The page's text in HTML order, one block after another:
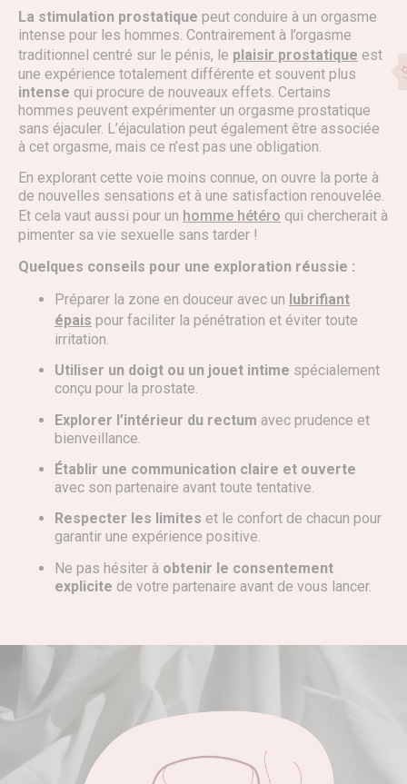
La stimulation prostatique peut conduire à un orgasme
intense pour les hommes. Contrairement à l’orgasme
traditionnel centré sur le pénis, le plaisir prostatique est
une expérience totalement différente et souvent plus
intense qui procure de nouveaux effets. Certains
hommes peuvent expérimenter un orgasme prostatique
sans éjaculer. L’éjaculation peut également être associée
à cet orgasme, mais ce n’est pas une obligation.
En explorant cette voie moins connue, on ouvre la porte à
de nouvelles sensations et à une satisfaction renouvelée.
Et cela vaut aussi pour un homme hétéro qui chercherait à
pimenter sa vie sexuelle sans tarder !
Quelques conseils pour une exploration réussie :
Préparer la zone en douceur avec un lubrifiant
épais pour faciliter la pénétration et éviter toute
irritation.
Utiliser un doigt ou un jouet intime spécialement
conçu pour la prostate.
Explorer l’intérieur du rectum avec prudence et
bienveillance.
Établir une communication claire et ouverte
avec son partenaire avant toute tentative.
Respecter les limites et le confort de chacun pour
garantir une expérience positive.
Ne pas hésiter à obtenir le consentement
explicite de votre partenaire avant de vous lancer.